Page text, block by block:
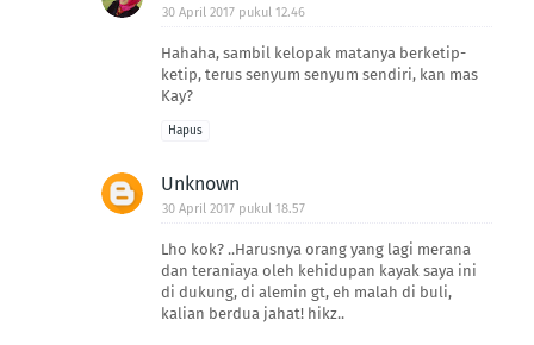
30 April 2017 pukul 12.46
Hahaha, sambil kelopak matanya berketip-
ketip, terus senyum senyum sendiri, kan mas
Kay?
Hapus
Unknown
30 April 2017 pukul 18.57
Lho kok? ..Harusnya orang yang lagi merana
dan teraniaya oleh kehidupan kayak saya ini
di dukung, di alemin gt, eh malah di buli,
kalian berdua jahat! hikz..